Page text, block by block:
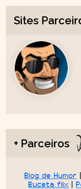
Sites
+ Parceiros
Blog de Humor |
Buceta flix |